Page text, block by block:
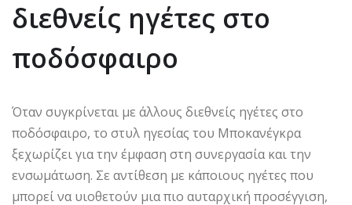
διεθνείς ηγέτες στο
ποδόσφαιρο
Όταν συγκρίνεται με άλλους διεθνείς ηγέτες στο
ποδόσφαιρο, το στυλ ηγεσίας του Μποκανέγκρα
ξεχωρίζει για την έμφαση στη συνεργασία και την
ενσωμάτωση. Σε αντίθεση με κάποιους ηγέτες που
μπορεί να υιοθετούν μια πιο αυταρχική προσέγγιση,